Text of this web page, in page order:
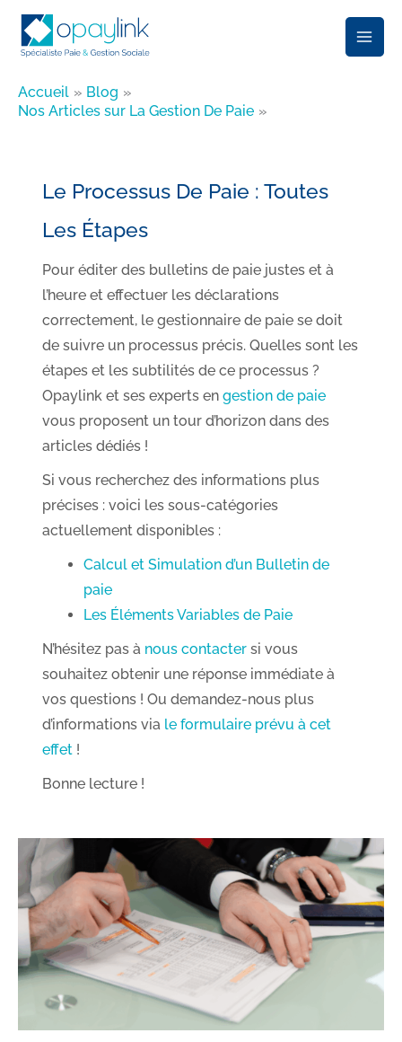
Aller
contenu
Accueil
Blog
Nos Articles sur La Gestion De Paie
Le Processus De Paie : Toutes
Les Étapes
Pour éditer des bulletins de paie justes et à
l’heure et effectuer les déclarations
correctement, le gestionnaire de paie se doit
de suivre un processus précis. Quelles sont les
étapes et les subtilités de ce processus ?
Opaylink et ses experts engestion de paie
vous proposent un tour d’horizon dans des
articles dédiés !
Si vous recherchez des informations plus
précises : voici les sous-catégories
actuellement disponibles :
Calcul et Simulation d’un Bulletin de
paie
Les Éléments Variables de Paie
N’hésitez pas à nous contactersi vous
souhaitez obtenir une réponse immédiate à
vos questions ! Ou demandez-nous plus
d’informations via le formulaire prévu à cet
effet!
Bonne lecture !